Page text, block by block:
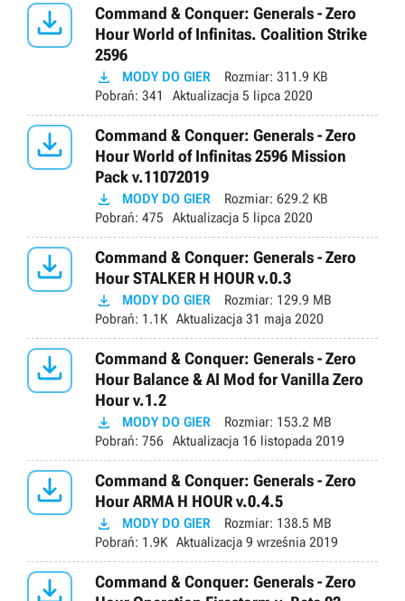

Command & Conquer: Generals - Zero
Hour World of Infinitas. Coalition Strike
2596
 MODY DO GIER Rozmiar: 311.9 KB
Pobrań: 341 Aktualizacja 5 lipca 2020

Command & Conquer: Generals - Zero
Hour World of Infinitas 2596 Mission
Pack v.11072019
 MODY DO GIER Rozmiar: 629.2 KB
Pobrań: 475 Aktualizacja 5 lipca 2020

Command & Conquer: Generals - Zero
Hour STALKER H HOUR v.0.3
 MODY DO GIER Rozmiar: 129.9 MB
Pobrań: 1.1K Aktualizacja 31 maja 2020

Command & Conquer: Generals - Zero
Hour Balance & AI Mod for Vanilla Zero
Hour v.1.2
 MODY DO GIER Rozmiar: 153.2 MB
Pobrań: 756 Aktualizacja 16 listopada 2019

Command & Conquer: Generals - Zero
Hour ARMA H HOUR v.0.4.5
 MODY DO GIER Rozmiar: 138.5 MB
Pobrań: 1.9K Aktualizacja 9 września 2019

Command & Conquer: Generals - Zero